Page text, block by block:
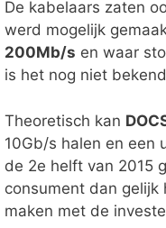
De kabelaars zaten
werd mogelijk
200Mb/s en waar
is het nog niet
Theoretisch kan
10Gb/s halen en een
de 2e helft van 2015
consument dan gelijk
maken met de